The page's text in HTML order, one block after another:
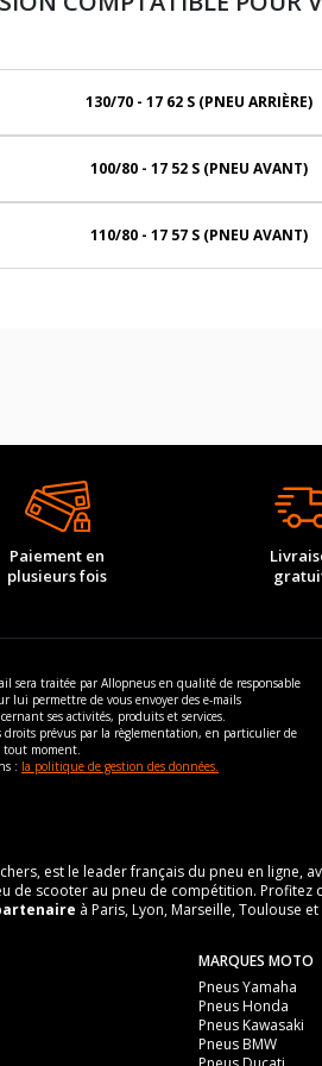
130/70 - 17 62 S (PNEU ARRIÈRE)
100/80 - 17 52 S (PNEU AVANT)
110/80 - 17 57 S (PNEU AVANT)
Paiement en
plusieurs fois
sera traitée par Allopneus en qualité de responsable
lui permettre de vous envoyer des e-mails
ses activités, produits et services.
droits prévus par la règlementation, en particulier de
tout moment.
: la politique de gestion des données.
est le leader français du pneu en ligne,
de scooter au pneu de compétition.
à Paris, Lyon, Marseille, Toulouse
MARQUES MOTO
Pneus Yamaha
Pneus Honda
Pneus Kawasaki
Pneus BMW